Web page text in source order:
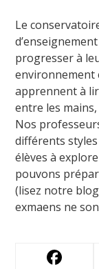
Le
progresser à
environnement
apprennent à
entre les
Nos
différents
élèves à
pouvons
(lisez notre
exmaens ne